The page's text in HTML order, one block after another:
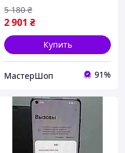
2 901 ₴
5 180 ₴
Купить
МастерШоп 91%